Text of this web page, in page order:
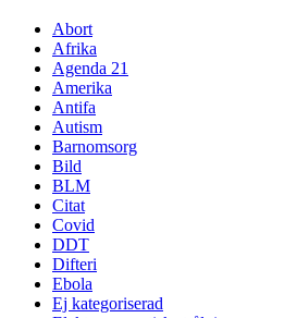
Abort
Afrika
Agenda 21
Amerika
Antifa
Autism
Barnomsorg
Bild
BLM
Citat
Covid
DDT
Difteri
Ebola
Ej kategoriserad